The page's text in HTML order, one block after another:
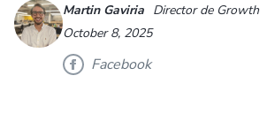
Martin Gaviria Director de Growth
October 8, 2025
Facebook